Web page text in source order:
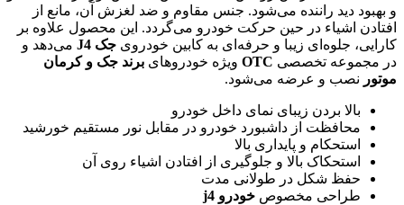
و بهبود دید راننده می‌شود. جنس مقاوم و ضد لغزش آن، مانع از
افتادن اشیاء در حین حرکت خودرو می‌گردد. این محصول علاوه بر
کارایی، جلوه‌ای زیبا و حرفه‌ای به کابین خودروی جک J4
می‌دهد و
در مجموعه تخصصی OTC ویژه خودروهای برند جک و کرمان
موتور نصب و عرضه می‌شود.
بالا بردن زیبای نمای داخل خودرو
محافظت از داشبورد خودرو در مقابل نور مستقیم خورشید
استحکام و پایداری بالا
استحکاک بالا و جلوگیری از افتادن اشیاء روی آن
حفظ شکل در طولانی مدت
طراحی مخصوص خودرو j4